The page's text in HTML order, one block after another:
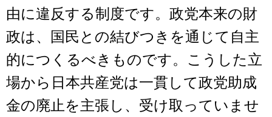
由に違反する制度です。政党本来の財
政は、国民との結びつきを通じて自主
的につくるべきものです。こうした立
場から日本共産党は一貫して政党助成
金の廃止を主張し、受け取っていませ